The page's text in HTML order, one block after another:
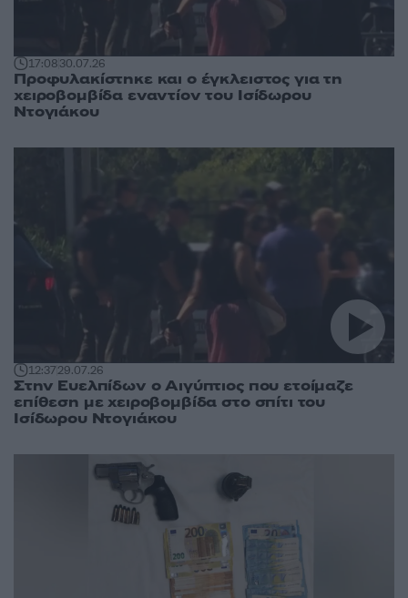
17:0830.07.26
Προφυλακίστηκε και ο έγκλειστος για τη
χειροβομβίδα εναντίον του Ισίδωρου
Ντογιάκου
12:3729.07.26
Στην Ευελπίδων ο Αιγύπτιος που ετοίμαζε
επίθεση με χειροβομβίδα στο σπίτι του
Ισίδωρου Ντογιάκου